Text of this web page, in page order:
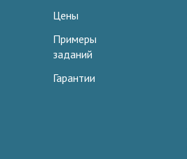
Цены
Примеры
заданий
Гарантии